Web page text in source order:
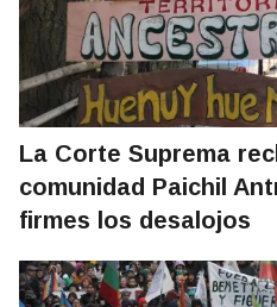
La Corte Suprema
comunidad Paichil
firmes los desalojos